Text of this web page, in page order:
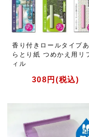
香り付きロールタイプ
らとり紙 つめかえ用リ
ィル
308円(税込)